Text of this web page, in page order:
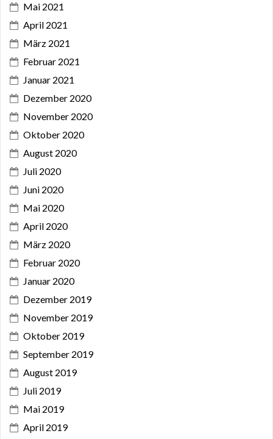
Mai 2021
April 2021
März 2021
Februar 2021
Januar 2021
Dezember 2020
November 2020
Oktober 2020
August 2020
Juli 2020
Juni 2020
Mai 2020
April 2020
März 2020
Februar 2020
Januar 2020
Dezember 2019
November 2019
Oktober 2019
September 2019
August 2019
Juli 2019
Mai 2019
April 2019